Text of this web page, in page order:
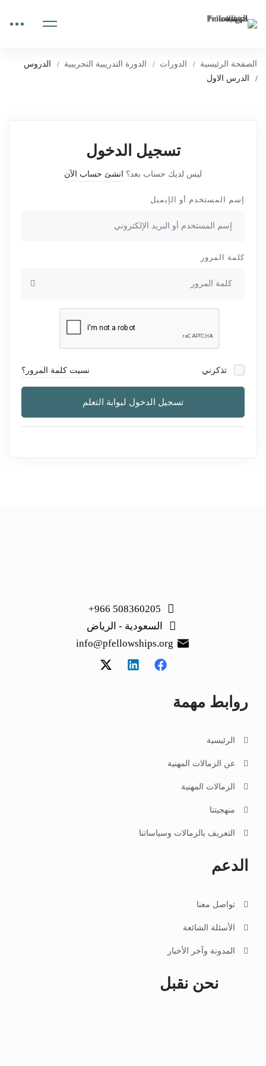
الصفحة الرئيسية الدورات الدورة التدريبية التجريبية
الدروس
الدرس الاول
تسجيل الدخول
ليس لديك حساب بعد؟ انشئ حساب الآن
إسم المستخدم أو الإيميل
كلمة المرور
تذكرني نسيت كلمة المرور؟
تسجيل الدخول لبوابة التعلم
508360205 966+
السعودية - الرياض
info@pfellowships.org
روابط مهمة
الرئيسية
عن الزمالات المهنية
الزمالات المهنية
منهجيتنا
التعريف بالزمالات وسياساتنا
الدعم
تواصل معنا
الأسئلة الشائعة
المدونة وآخر الأخبار
نحن نقبل